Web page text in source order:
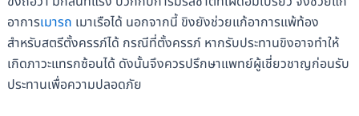
อาการเมารถ เมาเรือได้ นอกจากนี้ ขิงยังช่วยแก้อาการแพ้ท้อง
สำหรับสตรีตั้งครรภ์ได้ กรณีที่ตั้งครรภ์ หากรับประทานขิงอาจทำให้
เกิดภาวะแทรกซ้อนได้ ดังนั้นจึงควรปรึกษาแพทย์ผู้เชี่ยวชาญก่อนรับ
ประทานเพื่อความปลอดภัย